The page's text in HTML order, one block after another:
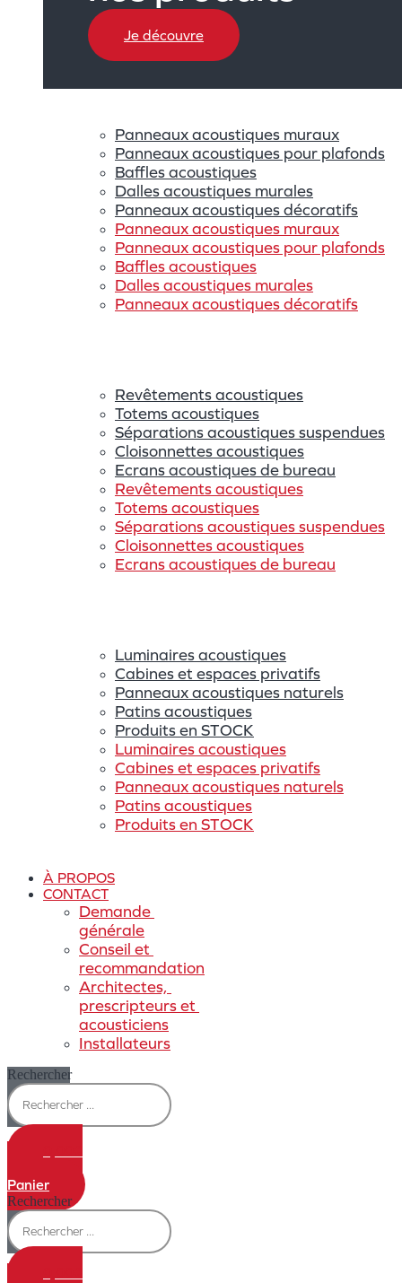
Je découvre
Panneaux acoustiques muraux
Panneaux acoustiques pour plafonds
Baffles acoustiques
Dalles acoustiques murales
Panneaux acoustiques décoratifs
Panneaux acoustiques muraux
Panneaux acoustiques pour plafonds
Baffles acoustiques
Dalles acoustiques murales
Panneaux acoustiques décoratifs
Revêtements acoustiques
Totems acoustiques
Séparations acoustiques suspendues
Cloisonnettes acoustiques
Ecrans acoustiques de bureau
Revêtements acoustiques
Totems acoustiques
Séparations acoustiques suspendues
Cloisonnettes acoustiques
Ecrans acoustiques de bureau
Luminaires acoustiques
Cabines et espaces privatifs
Panneaux acoustiques naturels
Patins acoustiques
Produits en STOCK
Luminaires acoustiques
Cabines et espaces privatifs
Panneaux acoustiques naturels
Patins acoustiques
Produits en STOCK
À PROPOS
CONTACT
Demande
générale
Conseil et
recommandation
Architectes,
prescripteurs et
acousticiens
Installateurs
Rechercher
Panier
Rechercher